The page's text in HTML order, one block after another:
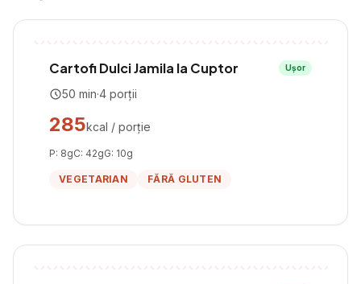
Cartofi Dulci Jamila la Cuptor Ușor
50 min·4 porții
285kcal / porție
P: 8gC: 42gG: 10g
VEGETARIAN FĂRĂ GLUTEN